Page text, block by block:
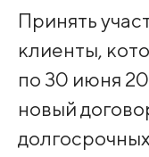
Принять
клиенты,
по 30 июня
новый